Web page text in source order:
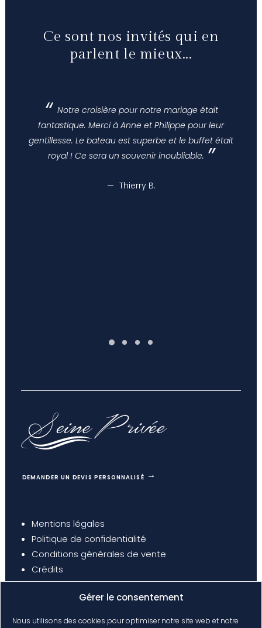
Gérer le consentement
Nous utilisons des cookies pour optimiser notre site web et notre
Ce sont nos invités qui en
parlent le mieux...
Thierry B.
Notre croisière pour notre mariage était
fantastique. Merci à Anne et Philippe pour leur
gentillesse. Le bateau est superbe et le buffet était
royal ! Ce sera un souvenir inoubliable.
Thierry B.
DEMANDER UN DEVIS PERSONNALISÉ
Mentions légales
Politique de confidentialité
Conditions générales de vente
Crédits